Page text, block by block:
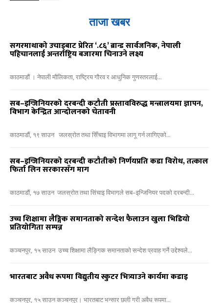
ताजा खबर
सगरमाथाको उचाइबाट प्रेरित ‘.८६’ ब्रान्ड सार्वजनिक, नेपाली
पहिचानलाई अन्तर्राष्ट्रिय बजारमा चिनाउने लक्ष्य
काठमाडौं । नेपाली मौलिकता, राष्ट्रिय गौरव र आधुनिक गुणस्तरलाई...
सब–इन्जिनियरको दरबन्दी कटौती प्रस्तावविरुद्ध मन्त्रालयमा ज्ञापन,
विभाग केन्द्रित आन्दोलनको चेतावनी
काठमाडौं, १९ साउन जलस्रोत तथा सिँचाइ विभागमा लागू गर्न लागिएको...
सब–इन्जिनियरको दरबन्दी कटौतीको निर्णयप्रति कडा विरोध, तत्काल
फिर्ता लिन सरकारसँग माग
काठमाडौं, १७ साउन जलस्रोत तथा सिंचाइ विभागले सब–इन्जिनियर पदको दरबन्दी...
उच्च शिक्षामा लैङ्गिक समानताको सन्देश फैलाउन खुला भिडियो
प्रतियोगिता सम्पन्न
कञ्चनपुर, १५ साउन उच्च शिक्षामा लैङ्गिक समानताको सन्देश प्रवाह गर्ने उद्देश्यले...
भारतबाट अवैध रूपमा विद्युतीय स्कुटर भित्र्याउने कार्यमा कडाइ
कञ्चनपुर, १५ साउन कञ्चनपुर। भारतबाट भन्सार छली गरी अवैध रूपमा...